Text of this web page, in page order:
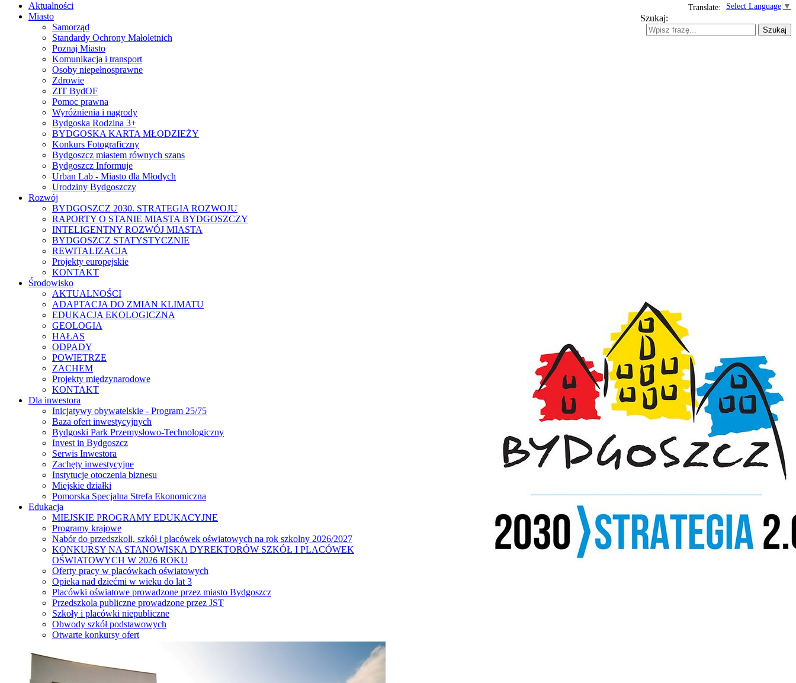
Select Language ▼
Translate:
Szukaj:
Szukaj
Aktualności
Miasto
Samorząd
Standardy Ochrony Małoletnich
Poznaj Miasto
Komunikacja i transport
Osoby niepełnosprawne
Zdrowie
ZIT BydOF
Pomoc prawna
Wyróżnienia i nagrody
Bydgoska Rodzina 3+
BYDGOSKA KARTA MŁODZIEŻY
Konkurs Fotograficzny
Bydgoszcz miastem równych szans
Bydgoszcz Informuje
Urban Lab - Miasto dla Młodych
Urodziny Bydgoszczy
Rozwój
BYDGOSZCZ 2030. STRATEGIA ROZWOJU
RAPORTY O STANIE MIASTA BYDGOSZCZY
INTELIGENTNY ROZWÓJ MIASTA
BYDGOSZCZ STATYSTYCZNIE
REWITALIZACJA
Projekty europejskie
KONTAKT
Środowisko
AKTUALNOŚCI
ADAPTACJA DO ZMIAN KLIMATU
EDUKACJA EKOLOGICZNA
GEOLOGIA
HAŁAS
ODPADY
POWIETRZE
ZACHEM
Projekty międzynarodowe
KONTAKT
Dla inwestora
Inicjatywy obywatelskie - Program 25/75
Baza ofert inwestycyjnych
Bydgoski Park Przemysłowo-Technologiczny
Invest in Bydgoszcz
Serwis Inwestora
Zachęty inwestycyjne
Instytucje otoczenia biznesu
Miejskie działki
Pomorska Specjalna Strefa Ekonomiczna
Edukacja
MIEJSKIE PROGRAMY EDUKACYJNE
Programy krajowe
Nabór do przedszkoli, szkół i placówek oświatowych na rok szkolny 2026/2027
KONKURSY NA STANOWISKA DYREKTORÓW SZKÓŁ I PLACÓWEK
OŚWIATOWYCH W 2026 ROKU
Oferty pracy w placówkach oświatowych
Opieka nad dziećmi w wieku do lat 3
Placówki oświatowe prowadzone przez miasto Bydgoszcz
Przedszkola publiczne prowadzone przez JST
Szkoły i placówki niepubliczne
Obwody szkół podstawowych
Otwarte konkursy ofert